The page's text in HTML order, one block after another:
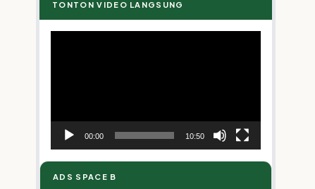
TONTON VIDEO LANGSUNG
00:00 10:50
ADS SPACE B